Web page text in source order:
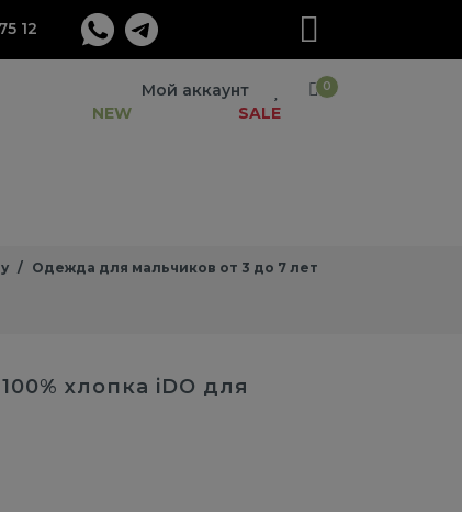
12
Мой аккаунт 0
NEW SALE
Одежда для мальчиков от 3 до 7 лет
хлопка iDO для